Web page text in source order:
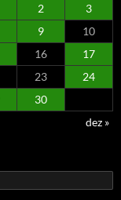
2
3
9
10
16
17
23
24
30
dez »